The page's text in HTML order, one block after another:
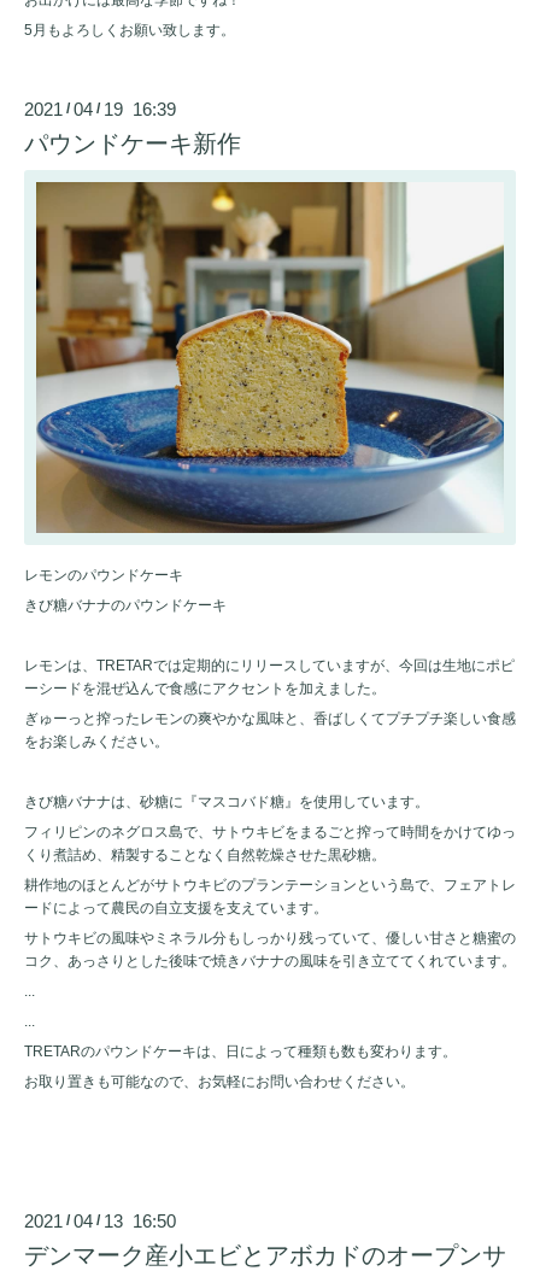
5月もよろしくお願い致します。
2021 /04 / 19 16:39
パウンドケーキ新作
レモンのパウンドケーキ
きび糖バナナのパウンドケーキ
レモンは、TRETARでは定期的にリリースしていますが、今回は生地にポピ
ーシードを混ぜ込んで食感にアクセントを加えました。
ぎゅーっと搾ったレモンの爽やかな風味と、香ばしくてプチプチ楽しい食感
をお楽しみください。
きび糖バナナは、砂糖に『マスコバド糖』を使用しています。
フィリピンのネグロス島で、サトウキビをまるごと搾って時間をかけてゆっ
くり煮詰め、精製することなく自然乾燥させた黒砂糖。
耕作地のほとんどがサトウキビのプランテーションという島で、フェアトレ
ードによって農民の自立支援を支えています。
サトウキビの風味やミネラル分もしっかり残っていて、優しい甘さと糖蜜の
コク、あっさりとした後味で焼きバナナの風味を引き立ててくれています。
...
...
TRETARのパウンドケーキは、日によって種類も数も変わります。
お取り置きも可能なので、お気軽にお問い合わせください。
2021 /04 / 13 16:50
デンマーク産小エビとアボカドのオープンサ